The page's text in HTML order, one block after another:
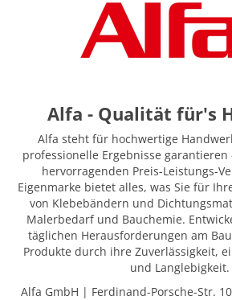
Alfa - Qualität für's
Alfa steht für hochwertige
professionelle Ergebnisse
hervorragenden Preis-Leistungs-
Eigenmarke bietet alles, was Sie für
von Klebebändern und
Malerbedarf und Bauchemie.
täglichen Herausforderungen am
Produkte durch ihre Zuverlässigkeit,
und Langlebigkeit.
Alfa GmbH | Ferdinand-Porsche-Str.